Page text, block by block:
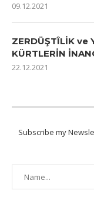
09.12.2021
ZERDÜŞTÎLİK ve
KÜRTLERİN
22.12.2021
Subscribe my